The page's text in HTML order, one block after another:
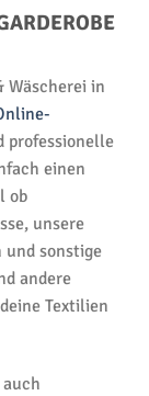
Wäscherei in
professionelle
einen
ob
unsere
und sonstige
andere
Textilien